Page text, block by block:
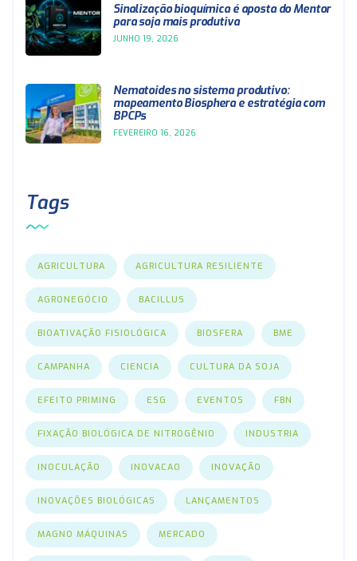
Sinalização bioquímica é aposta do Mentor
para soja mais produtiva
JUNHO 19, 2026
Nematoides no sistema produtivo:
mapeamento Biosphera e estratégia com
BPCPs
FEVEREIRO 16, 2026
Tags
AGRICULTURA AGRICULTURA RESILIENTE
AGRONEGÓCIO BACILLUS
BIOATIVAÇÃO FISIOLÓGICA BIOSFERA BME
CAMPANHA CIENCIA CULTURA DA SOJA
EFEITO PRIMING ESG EVENTOS FBN
FIXAÇÃO BIOLÓGICA DE NITROGÊNIO INDUSTRIA
INOCULAÇÃO INOVACAO INOVAÇÃO
INOVAÇÕES BIOLÓGICAS LANÇAMENTOS
MAGNO MÁQUINAS MERCADO